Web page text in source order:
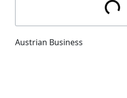
Austrian Business